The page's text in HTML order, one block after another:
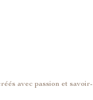
avec passion et savoir-